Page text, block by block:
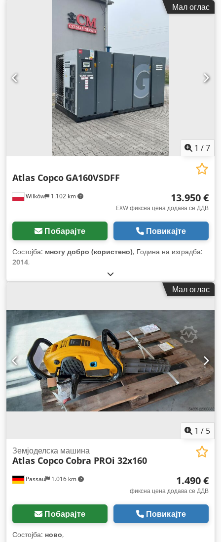
Мал оглас
1 /7
Wilków 1.102 km
Atlas Copco GA160VSDFF
13.950 €
EXW фиксна цена додава се ДДВ
Побарајте Повикајте
Состојба: многу добро (користено), Година на изградба:
2014,
Мал оглас
1 / 5
Passau 1.016 km
Земјоделска машина
Atlas Copco Cobra PROi 32x160
1.490 €
фиксна цена додава се ДДВ
Побарајте Повикајте
Состојба: ново,